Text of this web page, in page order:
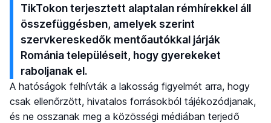
TikTokon terjesztett alaptalan rémhírekkel áll
összefüggésben, amelyek szerint
szervkereskedők mentőautókkal járják
Románia településeit, hogy gyerekeket
raboljanak el.
A hatóságok felhívták a lakosság figyelmét arra, hogy
csak ellenőrzött, hivatalos forrásokból tájékozódjanak,
és ne osszanak meg a közösségi médiában terjedő